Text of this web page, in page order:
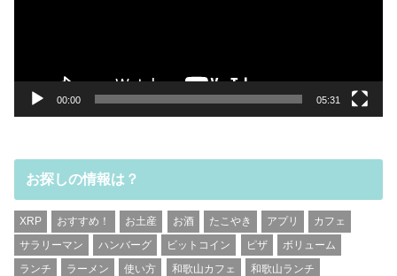
00:00 05:31
お探しの情報は？
XRP おすすめ！ お土産 お酒 たこやき アプリ
カフェ
サラリーマン
ハンバーグ ビットコイン ピザ
ボリューム
ランチ
ラーメン 使い方 和歌山カフェ
和歌山ランチ